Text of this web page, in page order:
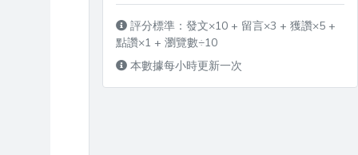
評分標準：發文×10 + 留言×3 + 獲讚×5 +
點讚×1 + 瀏覽數÷10
本數據每小時更新一次